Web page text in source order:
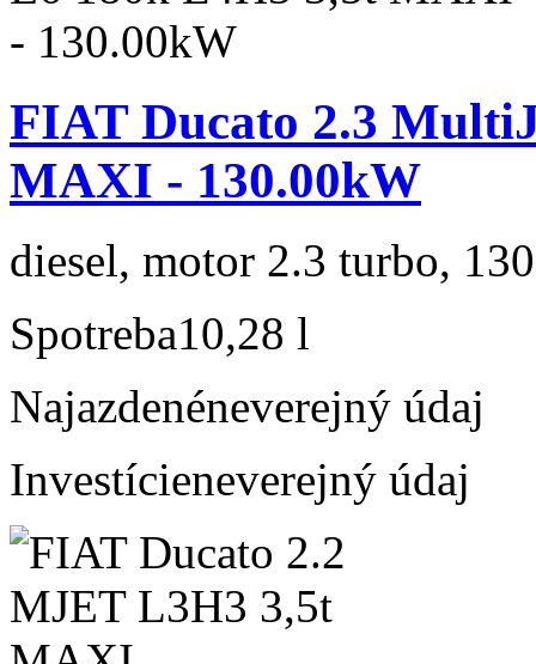
FIAT Ducato 2.3
MAXI - 130.00kW
diesel, motor 2.3 turbo,
Spotreba10,28 l
Najazdenéneverejný údaj
Investícieneverejný údaj